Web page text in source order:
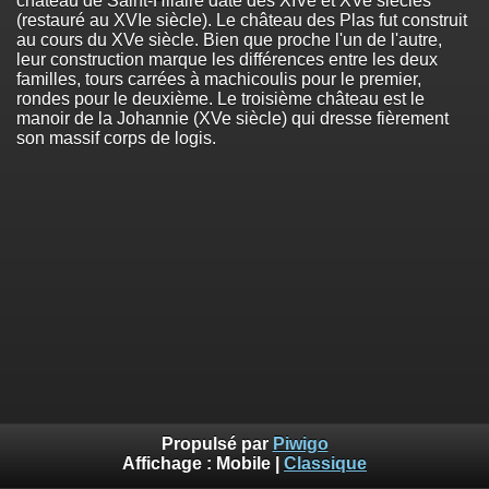
(restauré au XVIe siècle). Le château des Plas fut construit
au cours du XVe siècle. Bien que proche l'un de l'autre,
leur construction marque les différences entre les deux
familles, tours carrées à machicoulis pour le premier,
rondes pour le deuxième. Le troisième château est le
manoir de la Johannie (XVe siècle) qui dresse fièrement
son massif corps de logis.
Propulsé par Piwigo
Affichage : Mobile Classique